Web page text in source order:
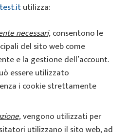
utilizza:
necessari,consentono le
del sito web come
e la gestione dell’account.
essere utilizzato
i cookie strettamente
vengono utilizzati per
utilizzano il sito web, ad